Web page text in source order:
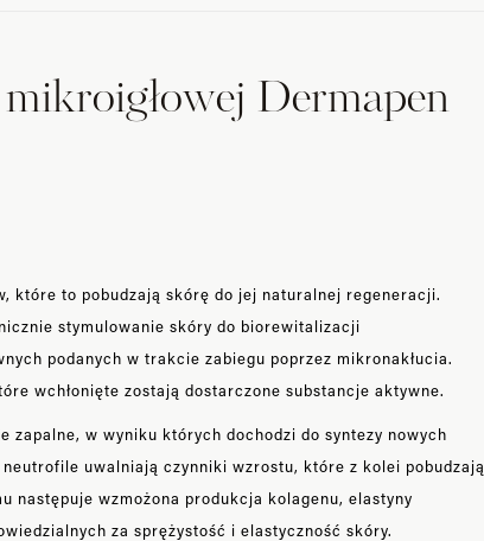
Dermapen
które to pobudzają skórę do jej naturalnej regeneracji.
stymulowanie skóry do biorewitalizacji
podanych w trakcie zabiegu poprzez mikronakłucia.
wchłonięte zostają dostarczone substancje aktywne.
zapalne, w wyniku których dochodzi do syntezy nowych
uwalniają czynniki wzrostu, które z kolei pobudzają
następuje wzmożona produkcja kolagenu, elastyny
za sprężystość i elastyczność skóry.